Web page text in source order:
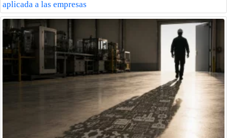
aplicada a las empresas